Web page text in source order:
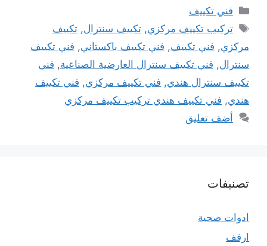
التصنيفات
فني تكييف
الوسوم
تركيب تكييف مركزي,تكييف سنترال,تكييف
مركزي, فني تكييف, فني تكييف باكستاني, فني تكييف
سنترال, فني تكييف سنترال العارضية الصناعية, فني
تكييف سنترال هندي, فني تكييف مركزي, فني تكييف
هندي, فني تكييف هندي تركيب تكييف مركزي
أضف تعليق
تصنيفات
ادوات صحية
ارفف